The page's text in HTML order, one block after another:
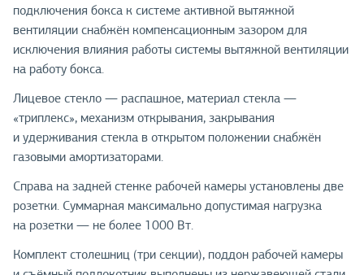
подключения бокса к системе активной вытяжной
вентиляции снабжён компенсационным зазором для
исключения влияния работы системы вытяжной вентиляции
на работу бокса.
Лицевое стекло — распашное, материал стекла —
«триплекс», механизм открывания, закрывания
и удерживания стекла в открытом положении снабжён
газовыми амортизаторами.
Справа на задней стенке рабочей камеры установлены две
розетки. Суммарная максимально допустимая нагрузка
на розетки — не более 1000 Вт.
Комплект столешниц (три секции), поддон рабочей камеры